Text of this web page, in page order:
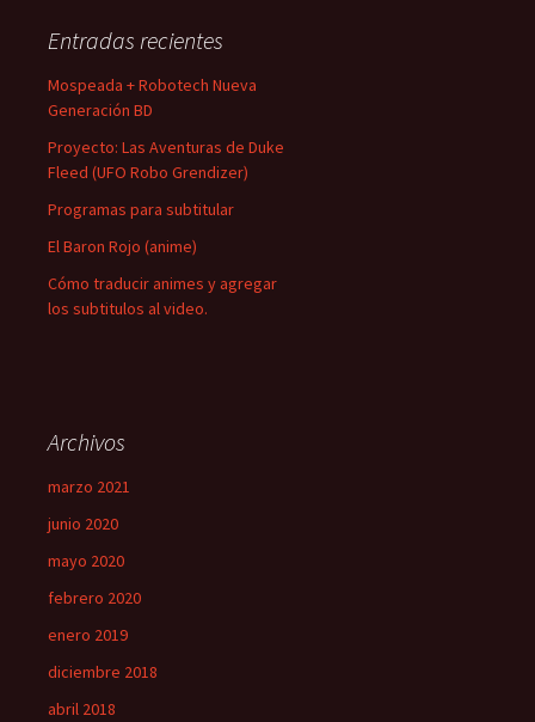
Entradas recientes
Mospeada + Robotech Nueva
Generación BD
Proyecto: Las Aventuras de Duke
Fleed (UFO Robo Grendizer)
Programas para subtitular
El Baron Rojo (anime)
Cómo traducir animes y agregar
los subtitulos al video.
Archivos
marzo 2021
junio 2020
mayo 2020
febrero 2020
enero 2019
diciembre 2018
abril 2018